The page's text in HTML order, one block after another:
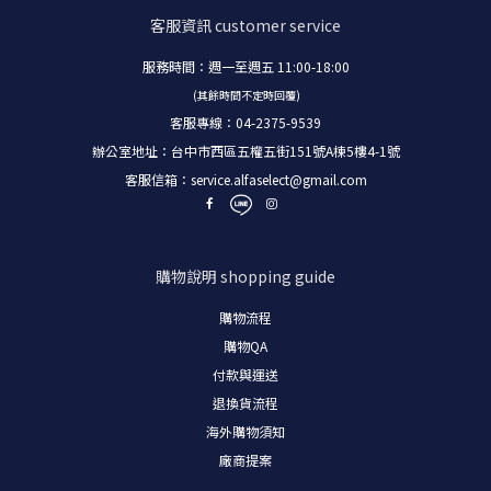
客服資訊customer service
服務時間：週一至週五 11:00-18:00
(其餘時間不定時回覆)
客服專線：04-2375-9539
辦公室地址：台中市西區五權五街151號A棟5樓4-1號
客服信箱： service.alfaselect@gmail.com
購物說明 shopping guide
購物流程
購物QA
付款與運送
退換貨流程
海外購物須知
廠商提案